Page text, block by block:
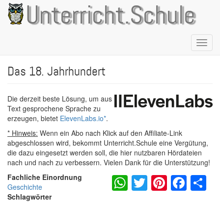
Direkt
zum
Inhalt
Unterricht.Schule
Das 18. Jahrhundert
Die derzeit beste Lösung, um aus
Text gesprochene Sprache zu
erzeugen, bietet ElevenLabs.io*.
* Hinweis: Wenn ein Abo nach Klick auf den Affiliate-Link
abgeschlossen wird, bekommt Unterricht.Schule eine Vergütung,
die dazu eingesetzt werden soll, die hier nutzbaren Hördateien
nach und nach zu verbessern. Vielen Dank für die Unterstützung!
Fachliche Einordnung
Geschichte
Schlagwörter
WhatsApp
Twitter